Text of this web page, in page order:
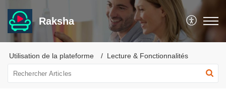
Raksha
Utilisation de la plateforme Lecture & Fonctionnalités